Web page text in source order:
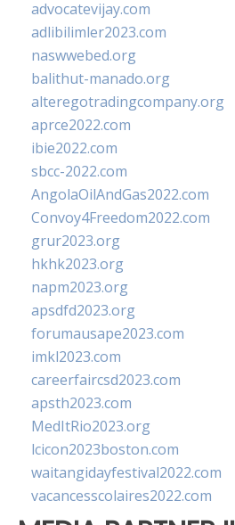
advocatevijay.com
adlibilimler2023.com
naswwebed.org
balithut-manado.org
alteregotradingcompany.org
aprce2022.com
ibie2022.com
sbcc-2022.com
AngolaOilAndGas2022.com
Convoy4Freedom2022.com
grur2023.org
hkhk2023.org
napm2023.org
apsdfd2023.org
forumausape2023.com
imkl2023.com
careerfaircsd2023.com
apsth2023.com
MedItRio2023.org
lcicon2023boston.com
waitangidayfestival2022.com
vacancesscolaires2022.com